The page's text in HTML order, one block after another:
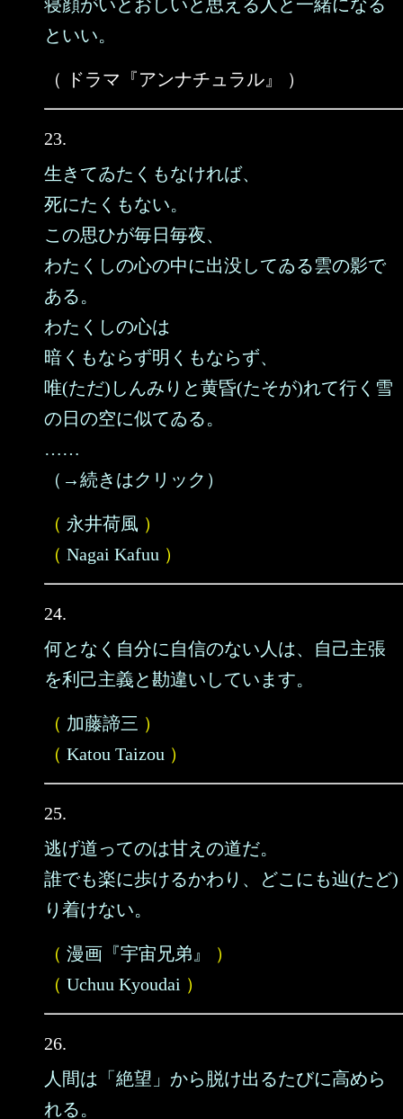
寝顔がいとおしいと思える人と一緒になる
といい。
（ ドラマ『アンナチュラル』 ）
23.
生きてゐたくもなければ、
死にたくもない。
この思ひが毎日毎夜、
わたくしの心の中に出没してゐる雲の影で
ある。
わたくしの心は
暗くもならず明くもならず、
唯(ただ)しんみりと黄昏(たそが)れて行く雪
の日の空に似てゐる。
……
（→続きはクリック）
（ 永井荷風 ）
（ Nagai Kafuu ）
24.
何となく自分に自信のない人は、自己主張
を利己主義と勘違いしています。
（ 加藤諦三 ）
（ Katou Taizou ）
25.
逃げ道ってのは甘えの道だ。
誰でも楽に歩けるかわり、どこにも辿(たど)
り着けない。
（ 漫画『宇宙兄弟』
）
（ Uchuu Kyoudai ）
26.
人間は「絶望」から脱け出るたびに高めら
れる。